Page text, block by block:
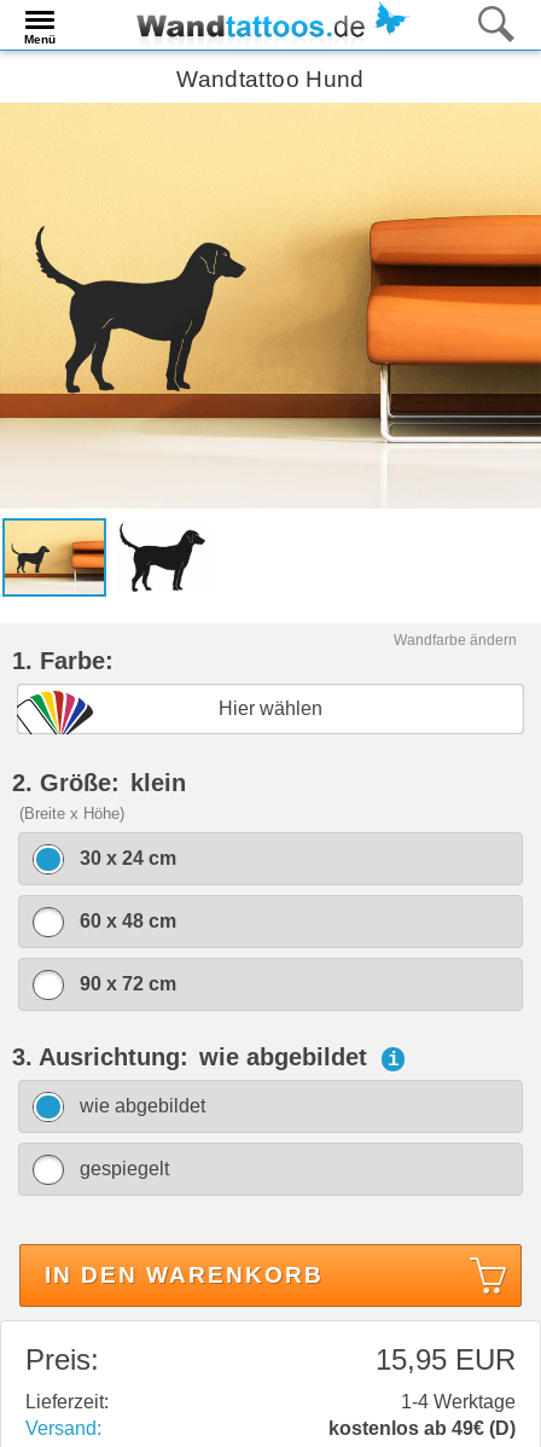
Menü
Wandtattoo Hund
Wandfarbe ändern
1. Farbe:
Hier wählen
2. Größe: klein
(Breite x Höhe)
30 x 24 cm
60 x 48 cm
90 x 72 cm
3. Ausrichtung: wie abgebildet i
wie abgebildet
gespiegelt
IN DEN WARENKORB
Preis: 15,95 EUR
Lieferzeit:
1-4 Werktage
Versand:
kostenlos ab 49€ (D)